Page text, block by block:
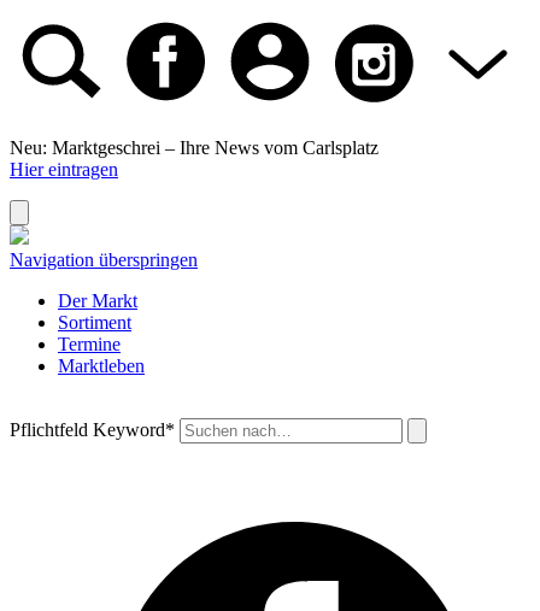
Neu: Marktgeschrei – Ihre News vom Carlsplatz
Hier eintragen
Navigation überspringen
Der Markt
Sortiment
Termine
Marktleben
Pflichtfeld Keyword*